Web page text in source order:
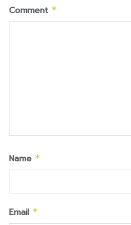
Comment *
Name *
Email *